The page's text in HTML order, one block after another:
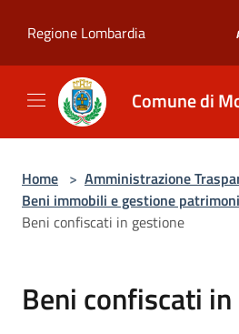
Regione Lombardia
Comune di
Home > Amministrazione
Beni immobili e gestione
Beni confiscati in gestione
Beni confiscati